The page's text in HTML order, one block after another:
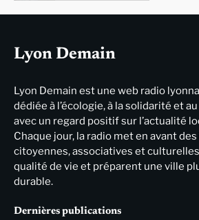
Lyon Demain
Lyon Demain est une web radio
dédiée à l’écologie, à la solidarité et
avec un regard positif sur l’actualité
Chaque jour, la radio met en avant
citoyennes, associatives et
qualité de vie et préparent une ville
durable.
Dernières publications